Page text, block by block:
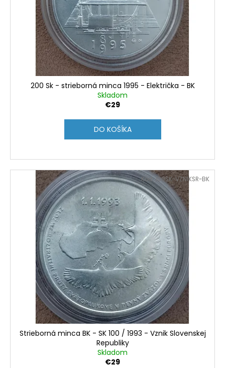
200 Sk - strieborná minca 1995 - Električka - BK
Skladom
€29
DO KOŠÍKA
Strieborná minca BK - SK 100 / 1993 - Vznik Slovenskej
Republiky
Skladom
€29
Kód:100SK-VZNIKSR-BK